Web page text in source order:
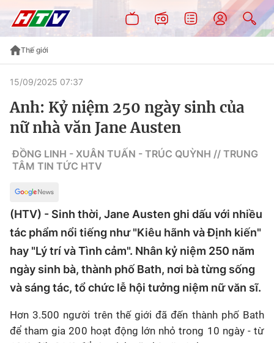
Thế giới
15/09/2025 07:37
Anh: Kỷ niệm 250 ngày sinh của
nữ nhà văn Jane Austen
ĐỒNG LINH - XUÂN TUẤN - TRÚC QUỲNH // TRUNG
TÂM TIN TỨC HTV
(HTV) - Sinh thời, Jane Austen ghi dấu với nhiều
tác phẩm nổi tiếng như "Kiêu hãnh và Định kiến"
hay "Lý trí và Tình cảm". Nhân kỷ niệm 250 năm
ngày sinh bà, thành phố Bath, nơi bà từng sống
và sáng tác, tổ chức lễ hội tưởng niệm nữ văn sĩ.
Hơn 3.500 người trên thế giới đã đến thành phố Bath
để tham gia 200 hoạt động lớn nhỏ trong 10 ngày - từ